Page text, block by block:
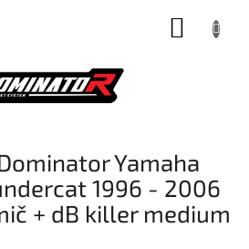
Yamaha
1996 - 2006
+ dB killer medium